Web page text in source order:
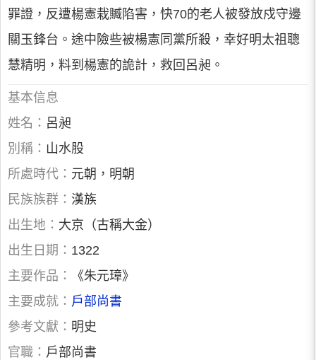
罪證，反遭楊憲栽贓陷害，快70的老人被發放戍守邊
關玉鋒台。途中險些被楊憲同黨所殺，幸好明太祖聰
慧精明，料到楊憲的詭計，救回呂昶。
基本信息
姓名： 呂昶
別稱： 山水股
所處時代： 元朝，明朝
民族族群： 漢族
出生地： 大京（古稱大金）
出生日期： 1322
主要作品：
《朱元璋》
主要成就： 戶部尚書
參考文獻： 明史
官職： 戶部尚書